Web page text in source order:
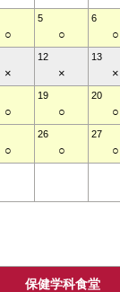
○
5
○
6
○
×
12
×
13
×
○
19
○
20
○
○
26
○
27
○
保健学科食堂